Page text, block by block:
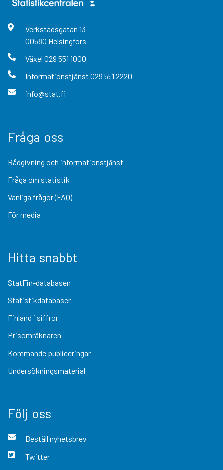
Verkstadsgatan 13
00580 Helsingfors
Växel 029 551 1000
Informationstjänst 029 551 2220
info@stat.fi
Fråga oss
Rådgivning och informationstjänst
Fråga om statistik
Vanliga frågor (FAQ)
För media
Hitta snabbt
StatFin-databasen
Statistikdatabaser
Finland i siffror
Prisomräknaren
Kommande publiceringar
Undersökningsmaterial
Följ oss
Beställ nyhetsbrev
Twitter